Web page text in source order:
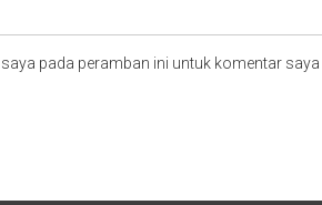
pada peramban ini untuk komentar saya